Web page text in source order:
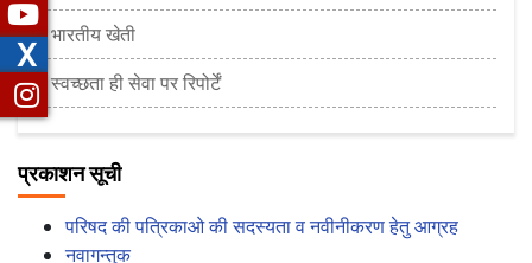
भारतीय खेती
स्वच्छता ही सेवा पर रिपोर्टें
प्रकाशन सूची
परिषद की पत्रिकाओ की सदस्यता व नवीनीकरण हेतु आग्रह
नवागन्तुक
X